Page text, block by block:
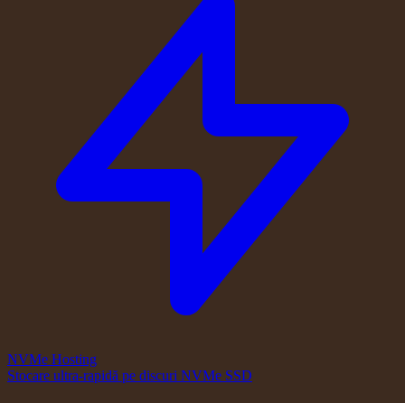
NVMe Hosting
Stocare ultra-rapidă pe discuri NVMe SSD